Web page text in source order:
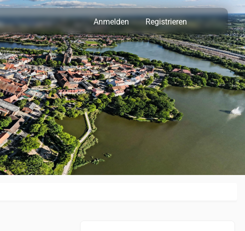
Anmelden Registrieren